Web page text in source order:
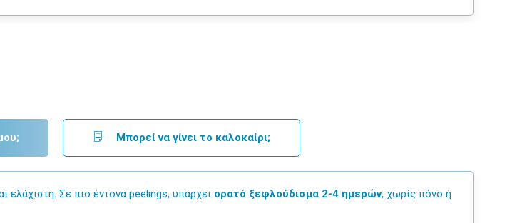
Μπορεί να γίνει το καλοκαίρι;
ελάχιστη. Σε πιο έντονα peelings, υπάρχει ορατό ξεφλούδισμα 2-4 ημερών, χωρίς πόνο ή